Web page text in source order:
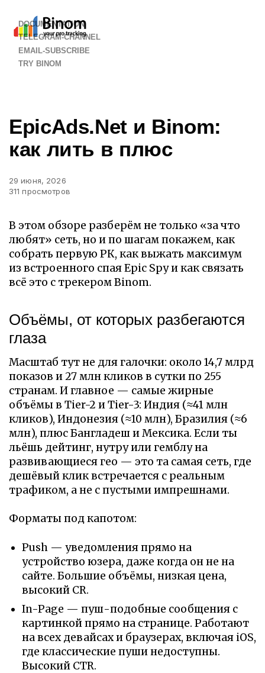
DOCUMENTATION
TELEGRAM-CHANNEL
EMAIL-SUBSCRIBE
TRY BINOM
EpicAds.Net и Binom:
как лить в плюс
29 июня, 2026
311 просмотров
В этом обзоре разберём не только «за что
любят» сеть, но и по шагам покажем, как
собрать первую РК, как выжать максимум
из встроенного спая Epic Spy и как связать
всё это с трекером Binom.
Объёмы, от которых разбегаются
глаза
Масштаб тут не для галочки: около 14,7 млрд
показов и 27 млн кликов в сутки по 255
странам. И главное — самые жирные
объёмы в Tier-2 и Tier-3: Индия (≈41 млн
кликов), Индонезия (≈10 млн), Бразилия (≈6
млн), плюс Бангладеш и Мексика. Если ты
льёшь дейтинг, нутру или гемблу на
развивающиеся гео — это та самая сеть, где
дешёвый клик встречается с реальным
трафиком, а не с пустыми импрешнами.
Форматы под капотом:
Push — уведомления прямо на
устройство юзера, даже когда он не на
сайте. Большие объёмы, низкая цена,
высокий CR.
In-Page — пуш-подобные сообщения с
картинкой прямо на странице. Работают
на всех девайсах и браузерах, включая iOS,
где классические пуши недоступны.
Высокий CTR.